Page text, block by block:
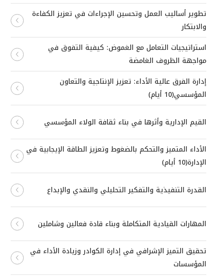
تطوير أساليب العمل وتحسين الإجراءات في تعزيز الكفاءة
والابتكار
استراتيجيات التعامل مع الغموض: كيفية التفوق في
مواجهة الظروف الغامضة
إدارة الفرق عالية الأداء: تعزيز الإنتاجية والتعاون
المؤسسي(10 أيام)
القيم الإدارية وأثرها في بناء ثقافة الولاء المؤسسي
الأداء المتميز والتحكم بالضغوط وتعزيز الطاقة الإيجابية في
الإدارة(10 أيام)
القدرة التنفيذية والتفكير التحليلي والنقدي والإبداع
المهارات القيادية المتكاملة وبناء قادة فعالين وشاملين
تحقيق التميز الإشرافي في إدارة الكوادر وزيادة الأداء في
المؤسسات